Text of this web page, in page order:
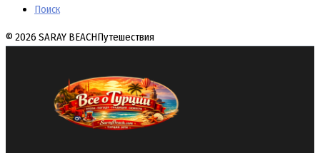
Поиск
© 2026 SARAY BEACHПутешествия